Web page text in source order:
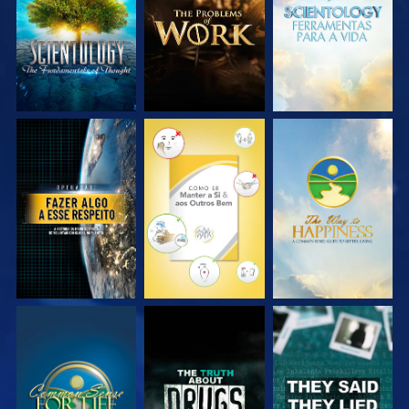
VEJA VEJA VEJA
VEJA VEJA VEJA